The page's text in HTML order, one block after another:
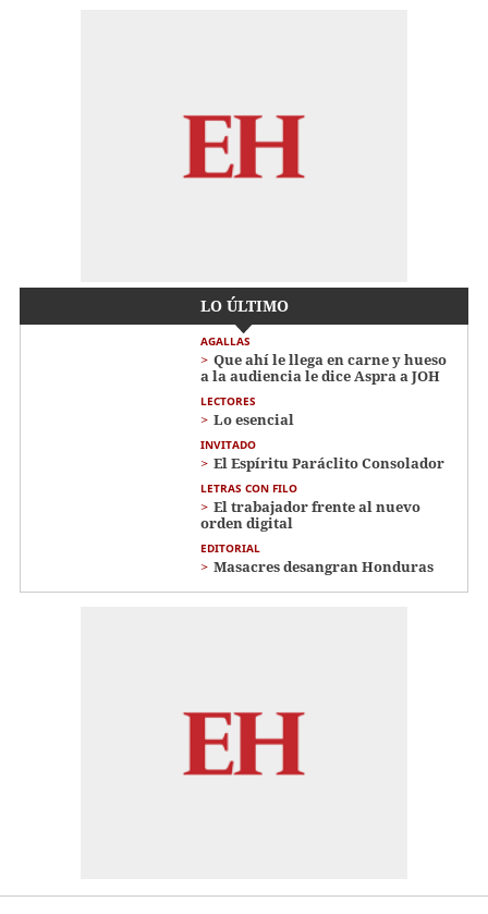
LO ÚLTIMO
AGALLAS
Que ahí le llega en carne y hueso
a la audiencia le dice Aspra a JOH
LECTORES
Lo esencial
INVITADO
El Espíritu Paráclito Consolador
LETRAS CON FILO
El trabajador frente al nuevo
orden digital
EDITORIAL
Masacres desangran Honduras